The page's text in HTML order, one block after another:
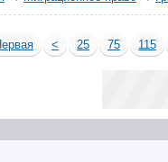
< 25 75 115